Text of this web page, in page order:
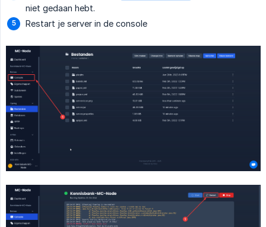
niet gedaan hebt.
Restart je server in de console